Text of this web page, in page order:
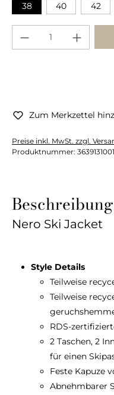
38
40 42
Zum Merkzettel
Preise inkl. MwSt. zzgl.
Produktnummer: 3639131001
Beschreibung
Nero Ski Jacket
Style Details
Teilweise
Teilweise
RDS-
2 Taschen, 2
für einen
Feste Kapuze
Abnehmbarer